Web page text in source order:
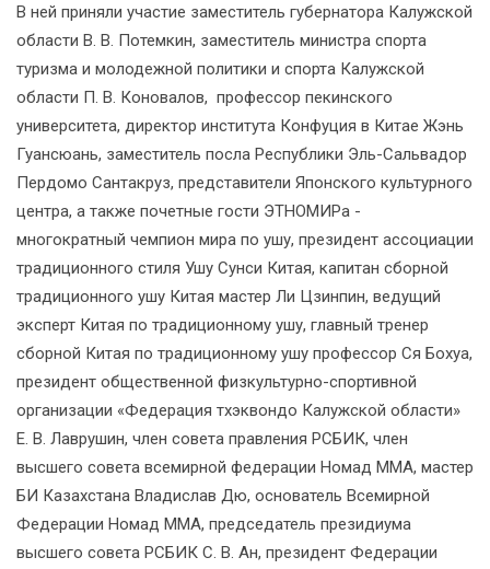
В ней приняли участие заместитель губернатора Калужской
области В. В. Потемкин, заместитель министра спорта
туризма и молодежной политики и спорта Калужской
области П. В. Коновалов, профессор пекинского
университета, директор института Конфуция в Китае Жэнь
Гуансюань, заместитель посла Республики Эль-Сальвадор
Пердомо Сантакруз, представители Японского культурного
центра, а также почетные гости ЭТНОМИРа -
многократный чемпион мира по ушу, президент ассоциации
традиционного стиля Ушу Сунси Китая, капитан сборной
традиционного ушу Китая мастер Ли Цзинпин, ведущий
эксперт Китая по традиционному ушу, главный тренер
сборной Китая по традиционному ушу профессор Ся Бохуа,
президент общественной физкультурно-спортивной
организации «Федерация тхэквондо Калужской области»
Е. В. Лаврушин, член совета правления РСБИК, член
высшего совета всемирной федерации Номад ММА, мастер
БИ Казахстана Владислав Дю, основатель Всемирной
Федерации Номад ММА, председатель президиума
высшего совета РСБИК С. В. Ан, президент Федерации